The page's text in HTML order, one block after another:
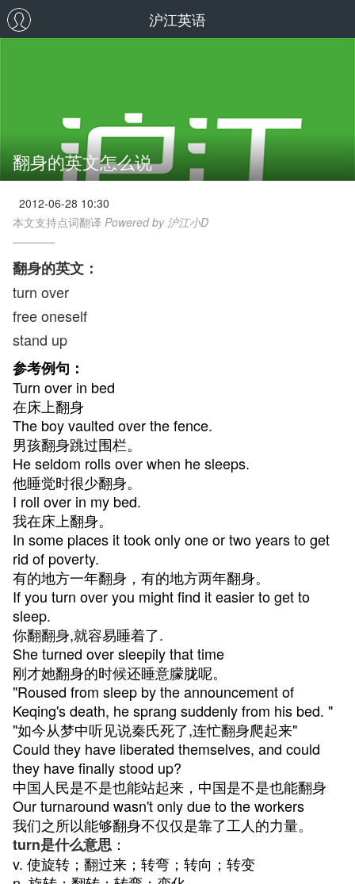
沪江英语
翻身的英文怎么说
2012-06-28 10:30
本文支持点词翻译 Powered by 沪江小D
翻身的英文：
turn over
free oneself
stand up
参考例句：
Turn over in bed
在床上翻身
The boy vaulted over the fence.
男孩翻身跳过围栏。
He seldom rolls over when he sleeps.
他睡觉时很少翻身。
I roll over in my bed.
我在床上翻身。
In some places it took only one or two years to get
rid of poverty.
有的地方一年翻身，有的地方两年翻身。
If you turn over you might find it easier to get to
sleep.
你翻翻身,就容易睡着了.
She turned over sleepily that time
刚才她翻身的时候还睡意朦胧呢。
"Roused from sleep by the announcement of
Keqing's death, he sprang suddenly from his bed. "
"如今从梦中听见说秦氏死了,连忙翻身爬起来"
Could they have liberated themselves, and could
they have finally stood up?
中国人民是不是也能站起来，中国是不是也能翻身
Our turnaround wasn't only due to the workers
我们之所以能够翻身不仅仅是靠了工人的力量。
turn是什么意思 ：
v. 使旋转；翻过来；转弯；转向；转变